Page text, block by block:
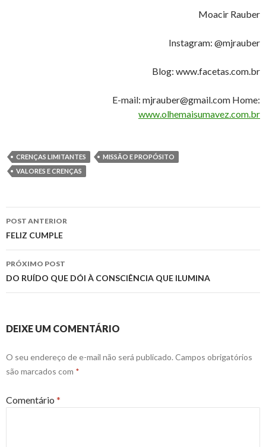
Moacir Rauber
Instagram: @mjrauber
Blog: www.facetas.com.br
E-mail: mjrauber@gmail.com Home:
www.olhemaisumavez.com.br
CRENÇAS LIMITANTES
MISSÃO E PROPÓSITO
VALORES E CRENÇAS
Navegação
de
posts
POST ANTERIOR
FELIZ CUMPLE
PRÓXIMO POST
DO RUÍDO QUE DÓI À CONSCIÊNCIA QUE ILUMINA
DEIXE UM COMENTÁRIO
O seu endereço de e-mail não será publicado. Campos obrigatórios
são marcados com *
Comentário *